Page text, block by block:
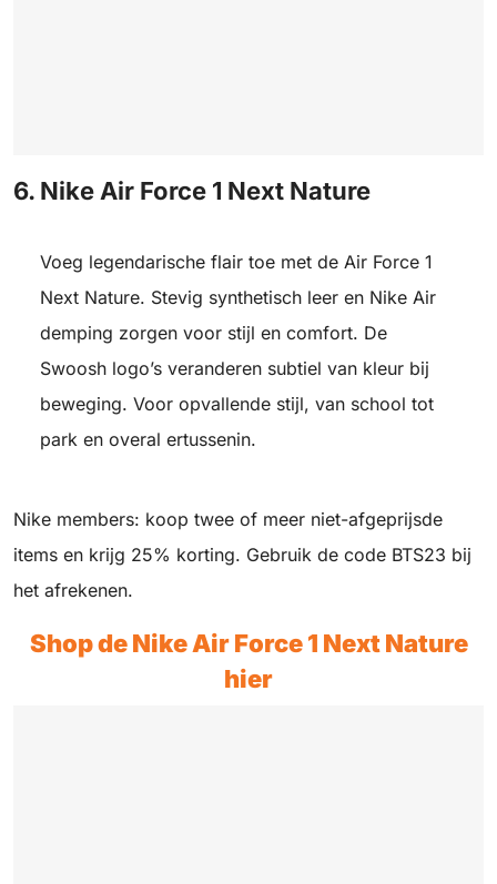
6. Nike Air Force 1 Next Nature
Voeg legendarische flair toe met de Air Force 1
Next Nature. Stevig synthetisch leer en Nike Air
demping zorgen voor stijl en comfort. De
Swoosh logo’s veranderen subtiel van kleur bij
beweging. Voor opvallende stijl, van school tot
park en overal ertussenin.
Nike members: koop twee of meer niet-afgeprijsde
items en krijg 25% korting. Gebruik de code BTS23 bij
het afrekenen.
Shop de Nike Air Force 1 Next Nature
hier